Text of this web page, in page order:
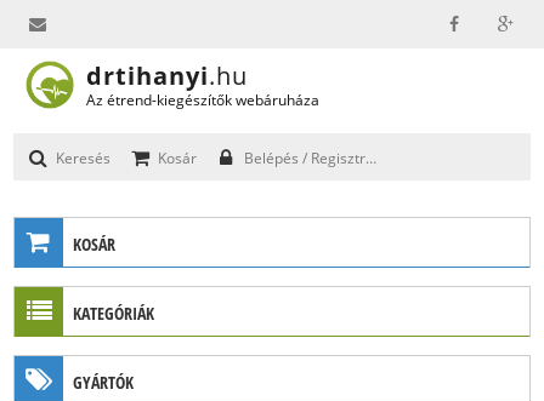
info@drtihanyi.hudrtihanyi.hu
Az étrend-kiegészítők webáruháza
Keresés Kosár Belépés / Regisztráció
KOSÁR
A kosár üres.
MEGRENDELÉS 0Ft
Összesen:
KATEGÓRIÁK
GYÓGYGOMBÁK
CHAGA (HAMVASKÉREG GOMBA)
GYÁRTÓK